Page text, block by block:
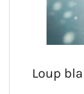
Loup